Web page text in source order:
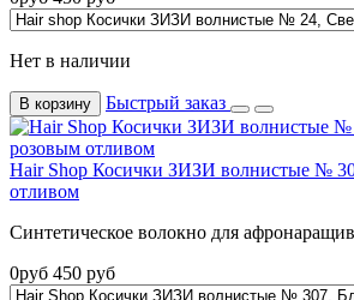
Нет в наличии
В корзину Быстрый заказ
Hair Shop Косички ЗИЗИ волнистые №
отливом
Синтетическое волокно для
0руб 450 руб